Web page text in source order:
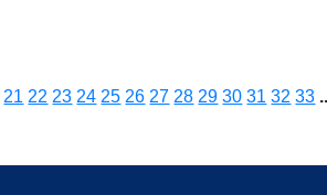
21 22 23 24 25 26 27 28 29 30 31 32 33